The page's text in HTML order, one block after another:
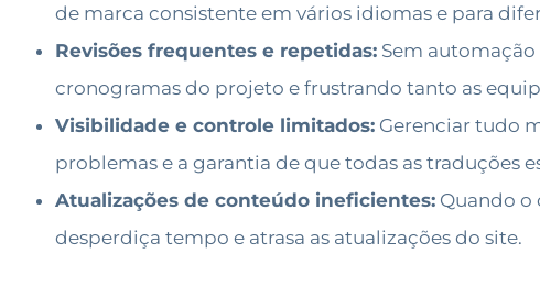
de marca consistente em vários idiomas e para
Revisões frequentes e repetidas: Sem automação
cronogramas do projeto e frustrando tanto as
Visibilidade e controle limitados: Gerenciar tudo
problemas e a garantia de que todas as traduções
Atualizações de conteúdo ineficientes: Quando o
desperdiça tempo e atrasa as atualizações do site.